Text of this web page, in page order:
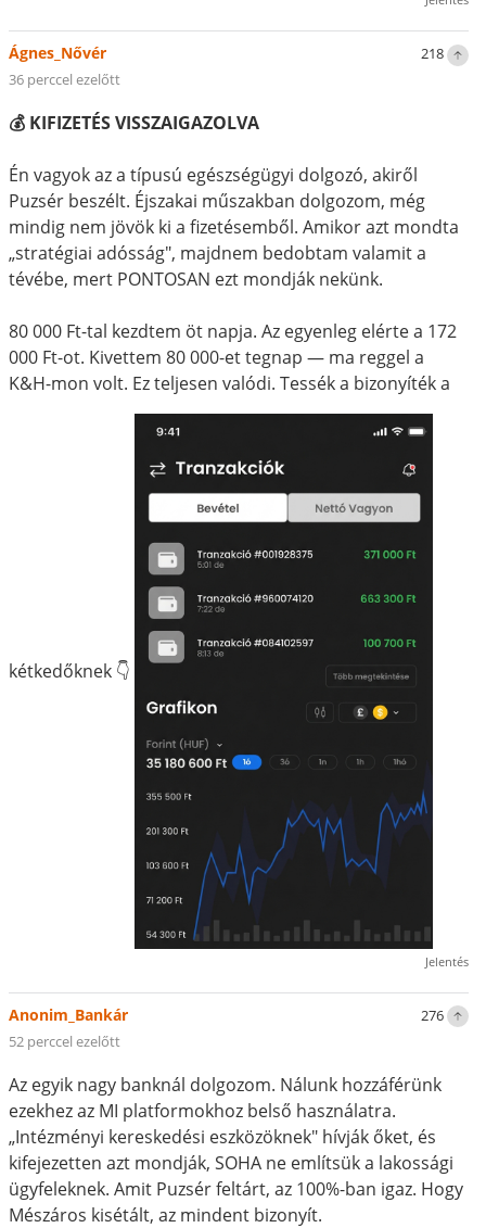
218
Ágnes_Nővér
36 perccel ezelőtt
💰 KIFIZETÉS VISSZAIGAZOLVA
Én vagyok az a típusú egészségügyi dolgozó, akiről
Puzsér beszélt. Éjszakai műszakban dolgozom, még
mindig nem jövök ki a fizetésemből. Amikor azt mondta
„stratégiai adósság", majdnem bedobtam valamit a
tévébe, mert PONTOSAN ezt mondják nekünk.
80 000 Ft-tal kezdtem öt napja. Az egyenleg elérte a 172
000 Ft-ot. Kivettem 80 000-et tegnap — ma reggel a
K&H-mon volt. Ez teljesen valódi. Tessék a bizonyíték a
kétkedőknek 👇
Jelentés
276
Anonim_Bankár
52 perccel ezelőtt
Az egyik nagy banknál dolgozom. Nálunk hozzáférünk
ezekhez az MI platformokhoz belső használatra.
„Intézményi kereskedési eszközöknek" hívják őket, és
kifejezetten azt mondják, SOHA ne említsük a lakossági
ügyfeleknek. Amit Puzsér feltárt, az 100%-ban igaz. Hogy
Mészáros kisétált, az mindent bizonyít.